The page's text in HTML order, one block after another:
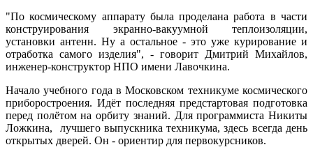
"По космическому аппарату была проделана работа в части
конструирования экранно-вакуумной теплоизоляции,
установки антенн. Ну а остальное - это уже курирование и
отработка самого изделия", - говорит Дмитрий Михайлов,
инженер-конструктор НПО имени Лавочкина.
Начало учебного года в Московском техникуме космического
приборостроения. Идёт последняя предстартовая подготовка
перед полётом на орбиту знаний. Для программиста Никиты
Ложкина, лучшего выпускника техникума, здесь всегда день
открытых дверей. Он - ориентир для первокурсников.